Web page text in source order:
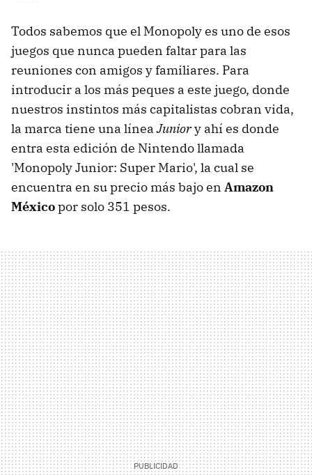
Todos sabemos que el Monopoly es uno de esos
juegos que nunca pueden faltar para las
reuniones con amigos y familiares. Para
introducir a los más peques a este juego, donde
nuestros instintos más capitalistas cobran vida,
la marca tiene una líneaJuniory ahí es donde
entra esta edición de Nintendo llamada
'Monopoly Junior: Super Mario', la cual se
encuentra en su precio más bajo en Amazon
Méxicopor solo 351 pesos.